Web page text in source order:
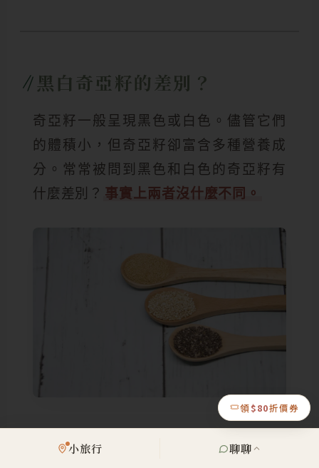
黑白奇亞籽的差別？
奇亞籽一般呈現黑色或白色。儘管它們
的體積小，但奇亞籽卻富含多種營養成
分。常常被問到黑色和白色的奇亞籽有
什麼差別？ 事實上兩者沒什麼不同。
領$80折價券
小旅行 聊聊